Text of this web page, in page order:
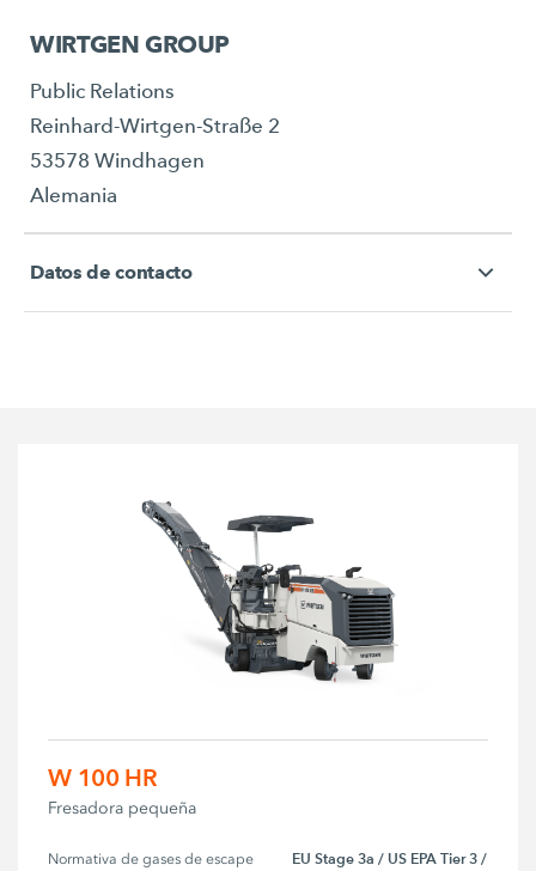
WIRTGEN GROUP
Public Relations
Reinhard-Wirtgen-Straße 2
53578 Windhagen
Alemania
Datos de contacto
W 100 HR
Fresadora pequeña
Normativa de gases de escape
EU Stage 3a / US EPA Tier 3 /